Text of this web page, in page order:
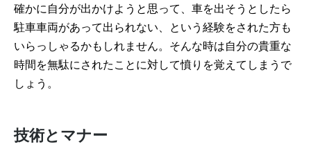
確かに自分が出かけようと思って、車を出そうとしたら
駐車車両があって出られない、という経験をされた方も
いらっしゃるかもしれません。そんな時は自分の貴重な
時間を無駄にされたことに対して憤りを覚えてしまうで
しょう。
技術とマナー